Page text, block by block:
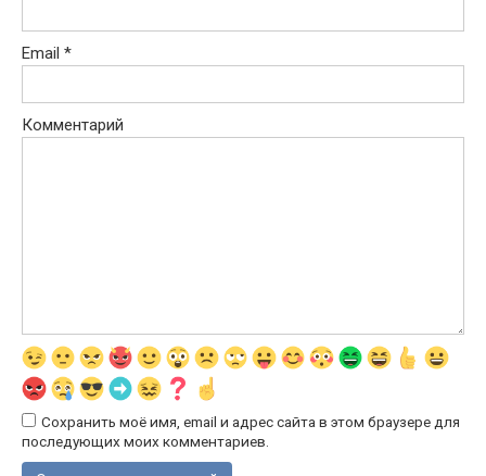
Email *
Комментарий
Сохранить моё имя, email и адрес сайта в этом браузере для
последующих моих комментариев.